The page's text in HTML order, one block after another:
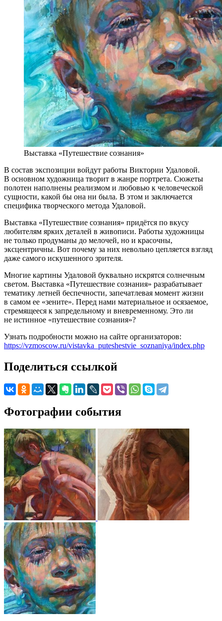
Выставка «Путешествие сознания»
В состав экспозиции войдут работы Виктории Удаловой.
В основном художница творит в жанре портрета. Сюжеты
полотен наполнены реализмом и любовью к человеческой
сущности, какой бы она ни была. В этом и заключается
специфика творческого метода Удаловой.
Выставка «Путешествие сознания» придётся по вкусу
любителям ярких деталей в живописи. Работы художницы
не только продуманы до мелочей, но и красочны,
эксцентричны. Вот почему за них невольно цепляется взгляд
даже самого искушенного зрителя.
Многие картины Удаловой буквально искрятся солнечным
светом. Выставка «Путешествие сознания» разрабатывает
тематику летней беспечности, запечатлевая момент жизни
в самом ее «зените». Перед нами материальное и осязаемое,
стремящееся к запредельному и вневременному. Это ли
не истинное «путешествие сознания»?
Узнать подробности можно на сайте организаторов:
https://vzmoscow.ru/vistavka_puteshestvie_soznaniya/index.php
Поделиться ссылкой
Фотографии события